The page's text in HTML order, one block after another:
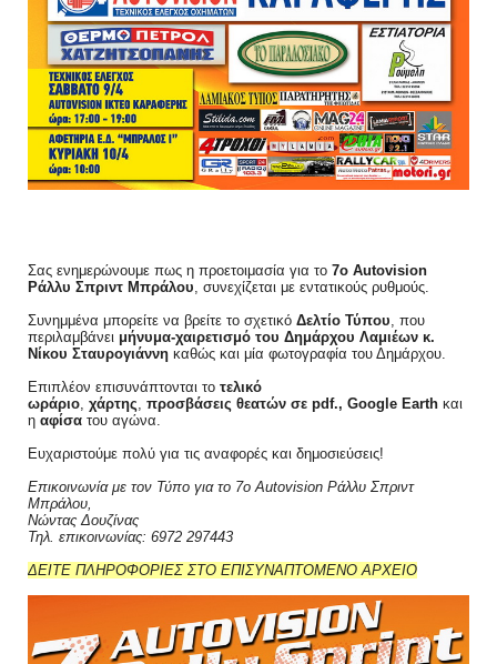
Σας ενημερώνουμε πως η προετοιμασία για το 7ο Autovision
Ράλλυ Σπριντ Μπράλου , συνεχίζεται με εντατικούς ρυθμούς.
Συνημμένα μπορείτε να βρείτε το σχετικό Δελτίο Τύπου , που
περιλαμβάνει μήνυμα-χαιρετισμό του Δημάρχου Λαμιέων κ.
Νίκου Σταυρογιάννη καθώς και μία φωτογραφία του Δημάρχου.
Επιπλέον επισυνάπτονται το τελικό
ωράριο χάρτης προσβάσεις θεατών σε pdf., Google Earth και
η αφίσα του αγώνα.
Ευχαριστούμε πολύ για τις αναφορές και δημοσιεύσεις!
Επικοινωνία με τον Τύπο για το 7ο Autovision Ράλλυ Σπριντ
Μπράλου,
Νώντας Δουζίνας
Τηλ. επικοινωνίας: 6972 297443
ΔΕΙΤΕ ΠΛΗΡΟΦΟΡΙΕΣ ΣΤΟ ΕΠΙΣΥΝΑΠΤΟΜΕΝΟ ΑΡΧΕΙΟ